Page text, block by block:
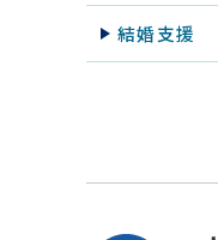
結婚支援